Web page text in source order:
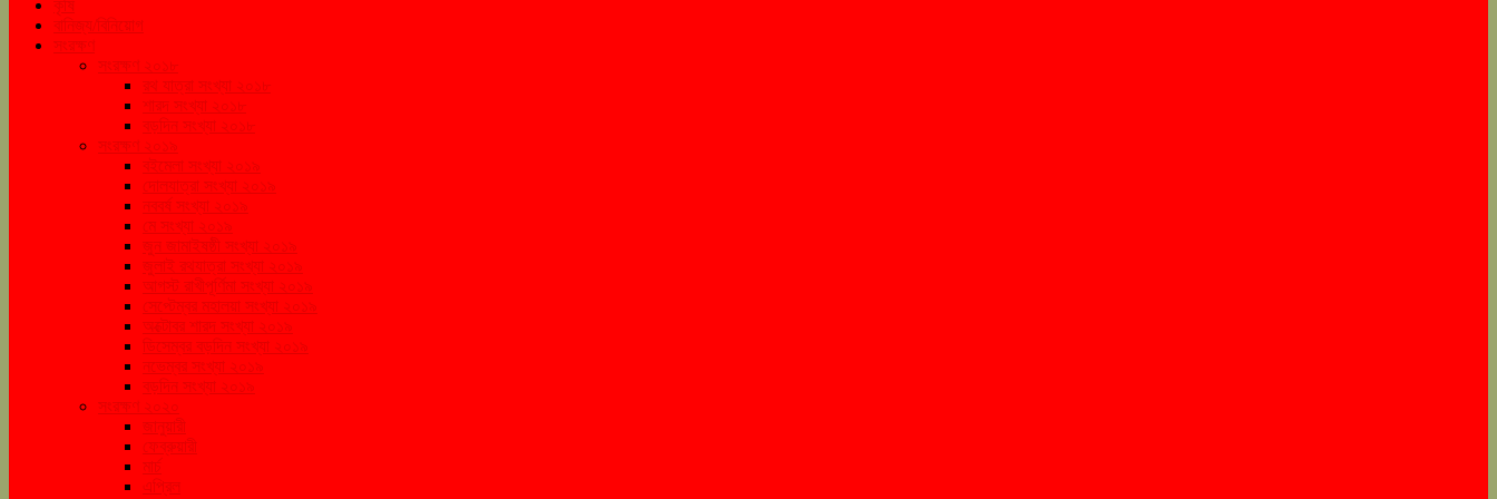
কৃষি
বানিজ্য/বিনিয়োগ
সংরক্ষণ
সংরক্ষণ ২০১৮
রথ যাত্রা সংখ্যা ২০১৮
শারদ সংখ্যা ২০১৮
বড়দিন সংখ্যা ২০১৮
সংরক্ষণ ২০১৯
বইমেলা সংখ্যা ২০১৯
দোলযাত্রা সংখ্যা ২০১৯
নববর্ষ সংখ্যা ২০১৯
মে সংখ্যা ২০১৯
জুন জামাইষষ্ঠী সংখ্যা ২০১৯
জুলাই রথযাত্রা সংখ্যা ২০১৯
আগস্ট রাখীপূর্ণিমা সংখ্যা ২০১৯
সেপ্টেম্বর মহালয়া সংখ্যা ২০১৯
অক্টোবর শারদ সংখ্যা ২০১৯
ডিসেম্বর বড়দিন সংখ্যা ২০১৯
নভেম্বর সংখ্যা ২০১৯
বড়দিন সংখ্যা ২০১৯
সংরক্ষণ ২০২০
জানুয়ারী
ফেব্রুয়ারী
মার্চ
এপ্রিল